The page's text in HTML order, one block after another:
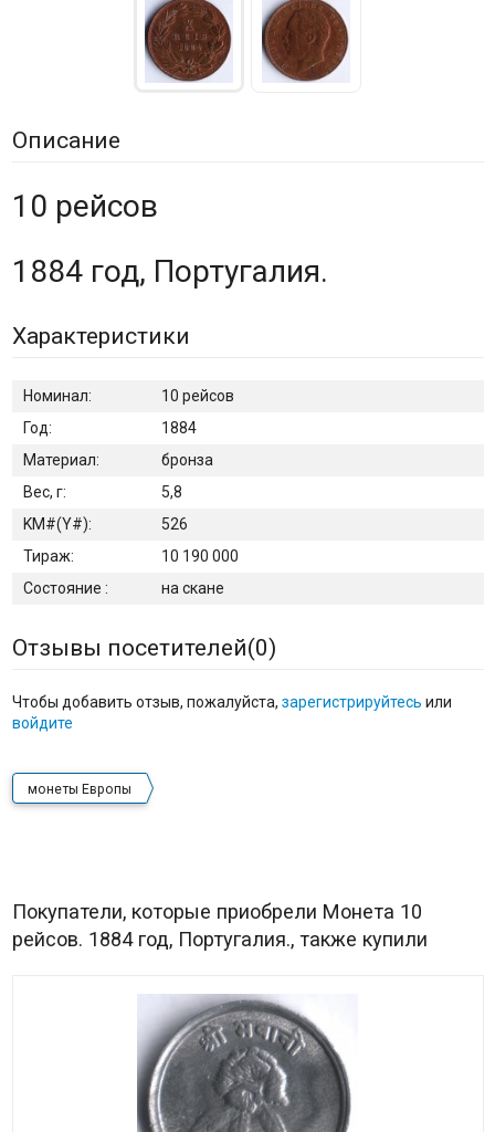
Описание
10 рейсов
1884 год, Португалия.
Характеристики
Номинал:
10 рейсов
Год:
1884
Материал:
бронза
Вес, г:
5,8
KM#(Y#):
526
Тираж:
10 190 000
Состояние :
на скане
Отзывы посетителей(0)
Чтобы добавить отзыв, пожалуйста, зарегистрируйтесь или
войдите
монеты Европы
Покупатели, которые приобрели Монета 10
рейсов. 1884 год, Португалия., также купили